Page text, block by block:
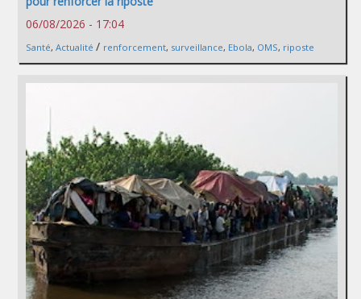
06/08/2026 - 17:04
Santé, Actualité / renforcement, surveillance, Ebola, OMS, riposte